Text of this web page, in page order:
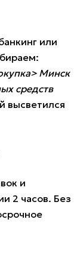
или
Минск
средств
высветился
и
2 часов. Без